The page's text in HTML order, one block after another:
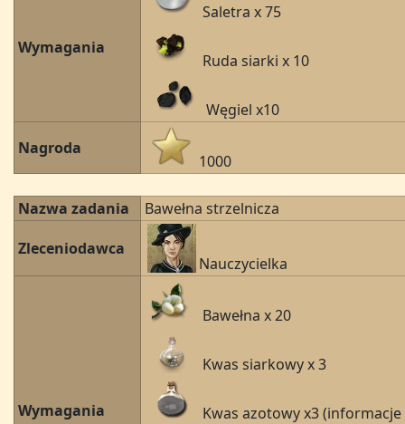
Wymagania
Saletra x 75
Ruda siarki x 10
Węgiel x10
Nagroda
1000
Nazwa zadania
Bawełna strzelnicza
Zleceniodawca
Nauczycielka
Wymagania
Bawełna x 20
Kwas siarkowy x 3
Kwas azotowy x3